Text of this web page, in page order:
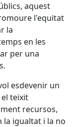
aquest
l'equitat
la
en les
per una
esdevenir un
teixit
recursos,
la igualtat i la no